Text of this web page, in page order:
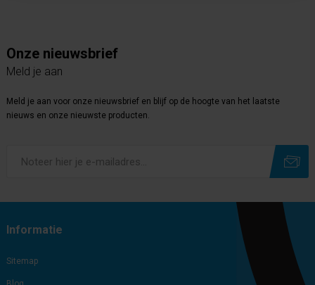
Onze nieuwsbrief
Meld je aan
Meld je aan voor onze nieuwsbrief en blijf op de hoogte van het laatste
nieuws en onze nieuwste producten.
Informatie
Sitemap